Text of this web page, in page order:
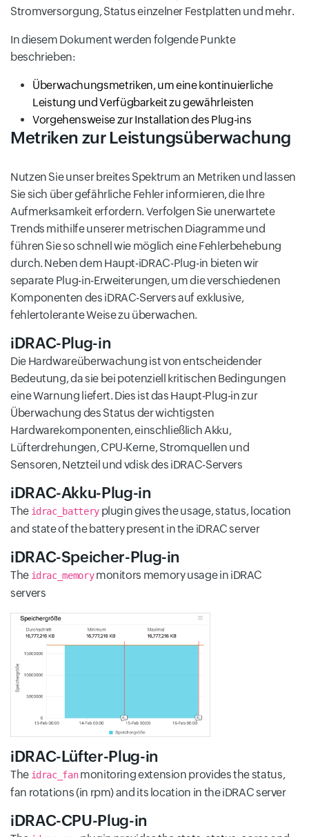
Stromversorgung, Status einzelner Festplatten und mehr.
In diesem Dokument werden folgende Punkte
beschrieben:
Überwachungsmetriken, um eine kontinuierliche
Leistung und Verfügbarkeit zu gewährleisten
Vorgehensweise zur Installation des Plug-ins
Metriken zur Leistungsüberwachung
Nutzen Sie unser breites Spektrum an Metriken und lassen
Sie sich über gefährliche Fehler informieren, die Ihre
Aufmerksamkeit erfordern. Verfolgen Sie unerwartete
Trends mithilfe unserer metrischen Diagramme und
führen Sie so schnell wie möglich eine Fehlerbehebung
durch. Neben dem Haupt-iDRAC-Plug-in bieten wir
separate Plug-in-Erweiterungen, um die verschiedenen
Komponenten des iDRAC-Servers auf exklusive,
fehlertolerante Weise zu überwachen.
iDRAC-Plug-in
Die Hardwareüberwachung ist von entscheidender
Bedeutung, da sie bei potenziell kritischen Bedingungen
eine Warnung liefert. Dies ist das Haupt-Plug-in zur
Überwachung des Status der wichtigsten
Hardwarekomponenten, einschließlich Akku,
Lüfterdrehungen, CPU-Kerne, Stromquellen und
Sensoren, Netzteil und vdisk des iDRAC-Servers
iDRAC-Akku-Plug-in
The idrac_batteryplugin gives the usage, status, location
and state of the battery present in the iDRAC server
iDRAC-Speicher-Plug-in
The idrac_memorymonitors memory usage in iDRAC
servers
iDRAC-Lüfter-Plug-in
The idrac_fanmonitoring extension provides the status,
fan rotations (in rpm) and its location in the iDRAC server
iDRAC-CPU-Plug-in